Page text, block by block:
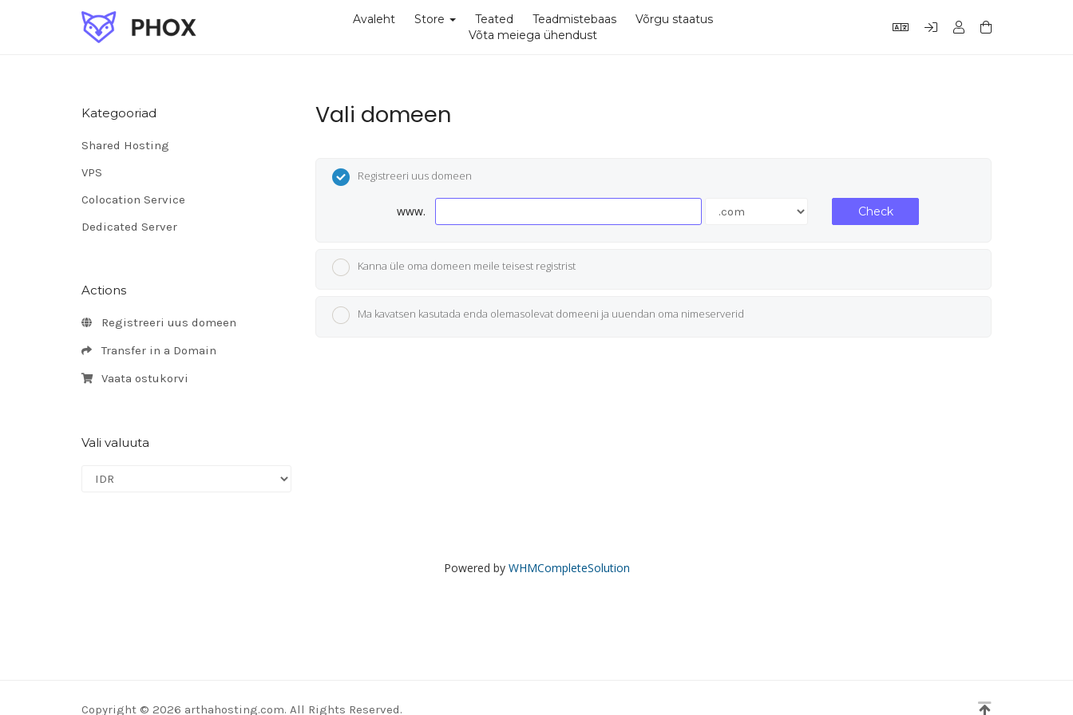
Avaleht Store Teated Teadmistebaas
Võrgu staatus
Võta meiega ühendust
Kategooriad
Shared Hosting
VPS
Colocation Service
Dedicated Server
Actions
Registreeri uus domeen
Transfer in a Domain
Vaata ostukorvi
Vali valuuta
Vali domeen
Registreeri uus domeen
www. Check
Kanna üle oma domeen meile teisest registrist
Ma kavatsen kasutada enda olemasolevat domeeni ja uuendan oma nimeserverid
Powered by WHMCompleteSolution
Copyright © 2026 arthahosting.com. All Rights Reserved.